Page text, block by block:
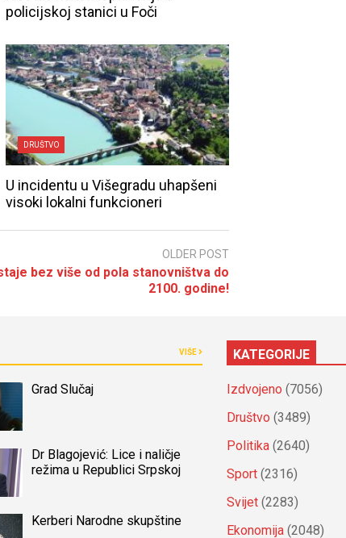
policijskoj stanici u Foči
DRUŠTVO
U incidentu u Višegradu uhapšeni
visoki lokalni funkcioneri
OLDER POST
bez više od pola stanovništva do
2100. godine!
VIŠE
Grad Slučaj
Dr Blagojević: Lice i naličje
režima u Republici Srpskoj
Kerberi Narodne skupštine
KATEGORIJE
Izdvojeno (7056)
Društvo (3489)
Politika (2640)
Sport (2316)
Svijet (2283)
Ekonomija (2048)